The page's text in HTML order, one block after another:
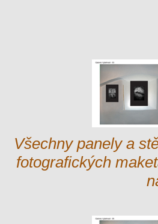
Všechny panely a
fotografických